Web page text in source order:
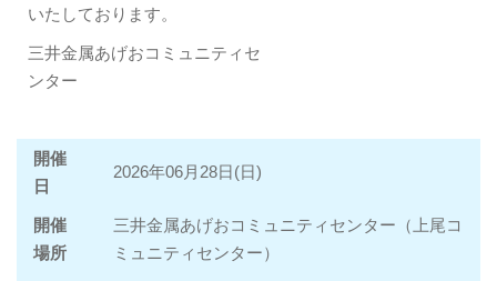
いたしております。
​三井金属あげおコミュニティセ
ンター
開催
日
2026年06月28日(日)
開催
場所
三井金属あげおコミュニティセンター（上尾コ
ミュニティセンター）